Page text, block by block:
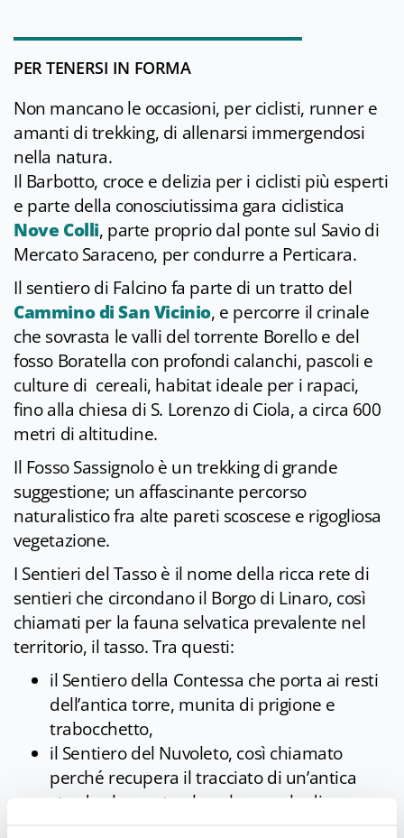
PER TENERSI IN FORMA
Non mancano le occasioni, per ciclisti, runner e
amanti di trekking, di allenarsi immergendosi
nella natura.
Il Barbotto, croce e delizia per i ciclisti più esperti
e parte della conosciutissima gara ciclistica
Nove Colli, parte proprio dal ponte sul Savio di
Mercato Saraceno, per condurre a Perticara.
Il sentiero di Falcino fa parte di un tratto del
Cammino di San Vicinio, e percorre il crinale
che sovrasta le valli del torrente Borello e del
fosso Boratella con profondi calanchi, pascoli e
culture di cereali, habitat ideale per i rapaci,
fino alla chiesa di S. Lorenzo di Ciola, a circa 600
metri di altitudine.
Il Fosso Sassignolo è un trekking di grande
suggestione; un affascinante percorso
naturalistico fra alte pareti scoscese e rigogliosa
vegetazione.
I Sentieri del Tasso è il nome della ricca rete di
sentieri che circondano il Borgo di Linaro, così
chiamati per la fauna selvatica prevalente nel
territorio, il tasso. Tra questi:
il Sentiero della Contessa che porta ai resti
dell’antica torre, munita di prigione e
trabocchetto,
il Sentiero del Nuvoleto, così chiamato
perché recupera il tracciato di un’antica
strada che porta al nucleo rurale di